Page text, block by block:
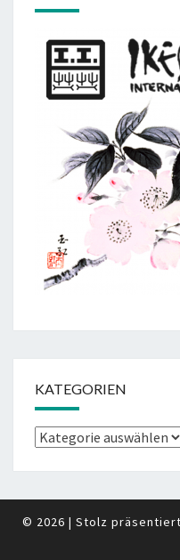
KATEGORIEN
Kategorien
© 2026 | Stolz